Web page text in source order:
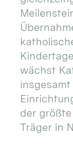
wächst
insgesamt
der
Träger in